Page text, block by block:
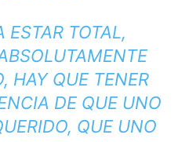
ESTAR TOTAL,
HAY QUE TENER
DE QUE UNO
QUE UNO